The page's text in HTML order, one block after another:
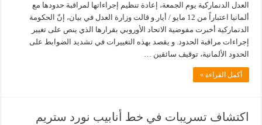
العدل الدنماركية يوم الجمعة، إعادة تنظيم إجراءاتها لمراقبة حدودها مع
ألمانيا اعتباراً من 12 مايو / أيار.و قالت وزارة العدل في بيان، إنّ الحكومة
الدنماركية أخبرت مفوضية الاتحاد الأوروبي بقرارها الذي ينص على تغيير
إجراءات مراقبة الحدود. و يقصد بهذه التغييرات في تشديد الضوابط على
الحدود الألمانية، توقيف سائقين …
أكمل القراءة »
اكتشاف تسريبات في خط أنابيب نورد ستريم